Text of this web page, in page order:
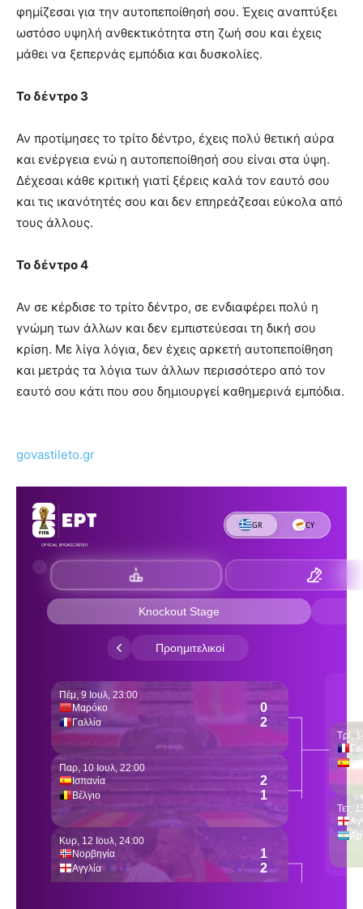
φημίζεσαι για την αυτοπεποίθησή σου. Έχεις αναπτύξει
ωστόσο υψηλή ανθεκτικότητα στη ζωή σου και έχεις
μάθει να ξεπερνάς εμπόδια και δυσκολίες.
Το δέντρο 3
Αν προτίμησες το τρίτο δέντρο, έχεις πολύ θετική αύρα
και ενέργεια ενώ η αυτοπεποίθησή σου είναι στα ύψη.
Δέχεσαι κάθε κριτική γιατί ξέρεις καλά τον εαυτό σου
και τις ικανότητές σου και δεν επηρεάζεσαι εύκολα από
τους άλλους.
Το δέντρο 4
Αν σε κέρδισε το τρίτο δέντρο, σε ενδιαφέρει πολύ η
γνώμη των άλλων και δεν εμπιστεύεσαι τη δική σου
κρίση. Με λίγα λόγια, δεν έχεις αρκετή αυτοπεποίθηση
και μετράς τα λόγια των άλλων περισσότερο από τον
εαυτό σου κάτι που σου δημιουργεί καθημερινά εμπόδια.
govastileto.gr